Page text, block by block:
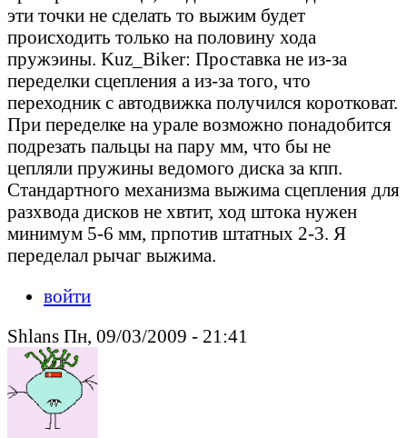
эти точки не сделать то выжим будет
происходить только на половину хода
пружэины. Kuz_Biker: Проставка не из-за
переделки сцепления а из-за того, что
переходник с автодвижка получился коротковат.
При переделке на урале возможно понадобится
подрезать пальцы на пару мм, что бы не
цепляли пружины ведомого диска за кпп.
Стандартного механизма выжима сцепления для
разхвода дисков не хвтит, ход штока нужен
минимум 5-6 мм, прпотив штатных 2-3. Я
переделал рычаг выжима.
войти
Shlans Пн, 09/03/2009 - 21:41